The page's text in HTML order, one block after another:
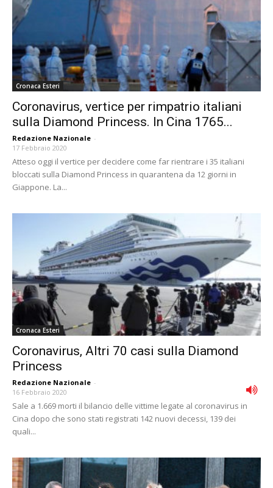
Cronaca Esteri
Coronavirus, vertice per rimpatrio italiani
sulla Diamond Princess. In Cina 1765...
Redazione Nazionale -
17 Febbraio 2020
Atteso oggi il vertice per decidere come far rientrare i 35 italiani
bloccati sulla Diamond Princess in quarantena da 12 giorni in
Giappone. La...
Cronaca Esteri
Coronavirus, Altri 70 casi sulla Diamond
Princess
Redazione Nazionale -
16 Febbraio 2020
Sale a 1.669 morti il bilancio delle vittime legate al coronavirus in
Cina dopo che sono stati registrati 142 nuovi decessi, 139 dei
quali...